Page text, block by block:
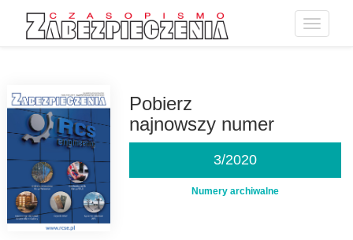
Toggle
Pobierz
najnowszy numer
3/2020
Numery archiwalne